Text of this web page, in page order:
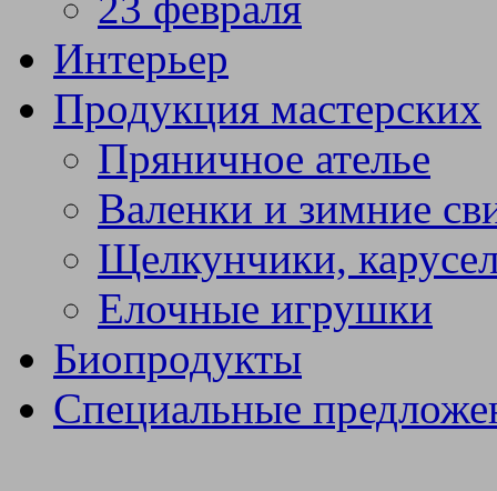
Интерьер
Продукция мастерских
Пряничное ателье
Валенки и зимние
Щелкунчики,
Елочные игрушки
Биопродукты
Специальные